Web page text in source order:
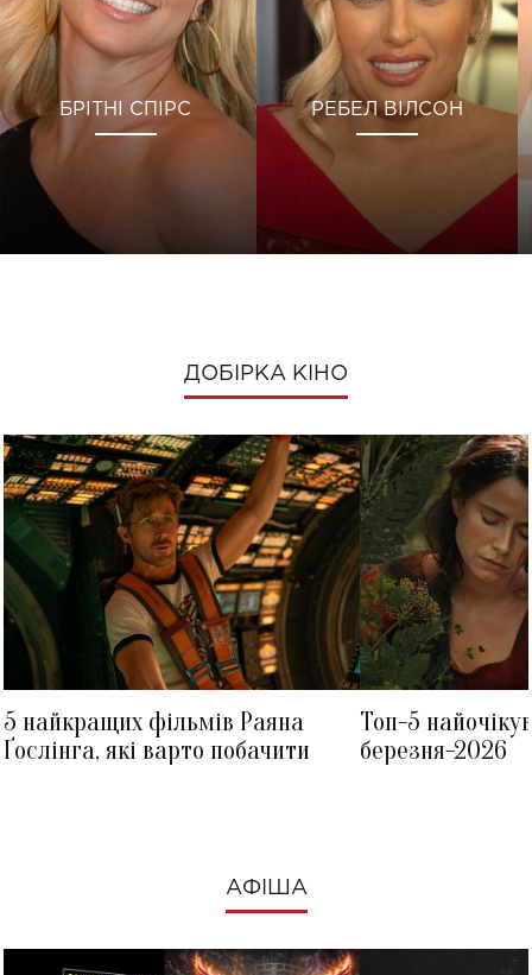
БРІТНІ СПІРС РЕБЕЛ ВІЛСОН
ДОБІРКА КІНО
5 найкращих фільмів Раяна
Ґослінга, які варто побачити
Топ-5
березня-2026
АФІША